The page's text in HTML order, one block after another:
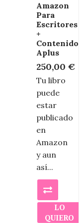
Amazon
Para
Escritores
+
Contenido
Aplus
250,00€
Tu libro
puede
estar
publicado
en
Amazon
y aun
así...
LO
QUIERO